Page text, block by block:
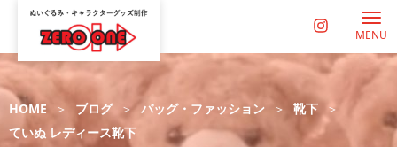
MENU
HOME ブログ バッグ・ファッション
靴下
ていぬ レディース靴下